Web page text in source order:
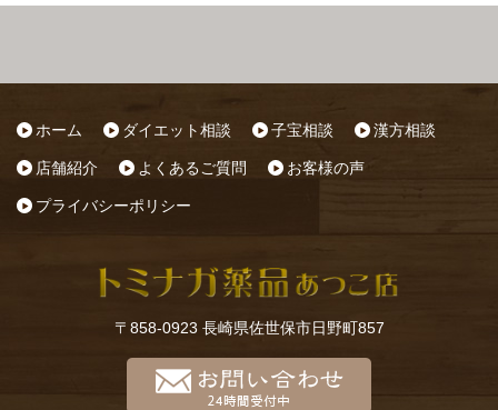
ホーム ダイエット相談 子宝相談 漢方相談
店舗紹介 よくあるご質問 お客様の声
プライバシーポリシー
〒858-0923 長崎県佐世保市日野町857